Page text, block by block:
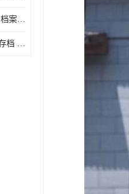
档案在手里 档案被拆开 档案补办 档案问题一站式服务
长沙档案激活 长沙个人存档 长沙档案存档